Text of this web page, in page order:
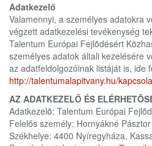
Adatkezelő
Valamennyi, a személyes adatokra
végzett adatkezelési tevékenység
Talentum Európai Fejlõdésért
személyes adatok általi kezelésére
az adatfeldolgozóinak listáját is, ide
http://talentumalapitvany.hu/
AZ ADATKEZELŐ ÉS
Adatkezelõ: Talentum Európai
Felelős személy: Hornyákné
Székhelye: 4400 Nyíregyháza,